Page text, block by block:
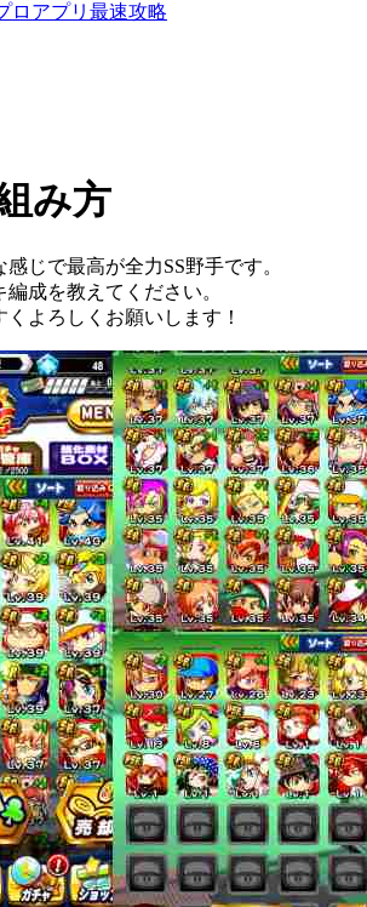
ロアプリ最速攻略
み方
じで最高が全力SS野手です。
成を教えてください。
よろしくお願いします！